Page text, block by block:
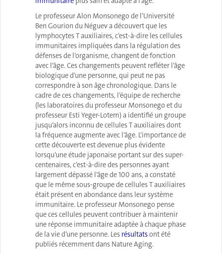
Le professeur Alon Monsonego de l’Université
Ben Gourion du Néguev a découvert que les
lymphocytes T auxiliaires, c’est-à-dire les cellules
immunitaires impliquées dans la régulation des
défenses de l’organisme, changent de fonction
avec l’âge. Ces changements peuvent refléter l’âge
biologique d’une personne, qui peut ne pas
correspondre à son âge chronologique. Dans le
cadre de ces changements, l’équipe de recherche
(les laboratoires du professeur Monsonego et du
professeur Esti Yeger-Lotem) a identifié un groupe
jusqu’alors inconnu de cellules T auxiliaires dont
la fréquence augmente avec l’âge. L’importance de
cette découverte est devenue plus évidente
lorsqu’une étude japonaise portant sur des super-
centenaires, c’est-à-dire des personnes ayant
largement dépassé l’âge de 100 ans, a constaté
que le même sous-groupe de cellules T auxiliaires
était présent en abondance dans leur système
immunitaire. Le professeur Monsonego pense
que ces cellules peuvent contribuer à maintenir
une réponse immunitaire adaptée à chaque phase
de la vie d’une personne. Les résultatsont été
publiés récemment dans Nature Aging.